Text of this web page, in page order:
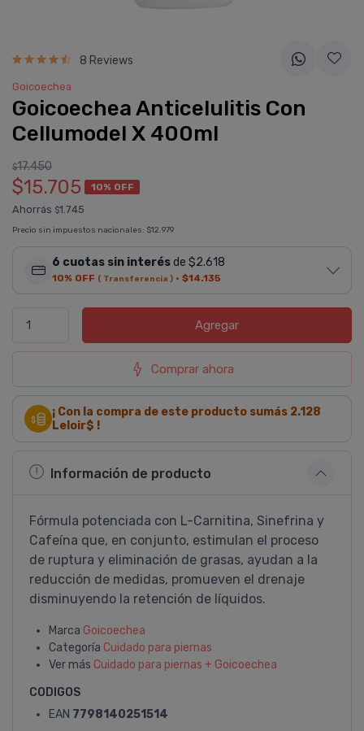
8 Reviews
Goicoechea
Goicoechea Anticelulitis Con
Cellumodel X 400ml
$17.450
$15.705 10% OFF
Ahorrás $1.745
Precio sin impuestos nacionales: $12.979
6 cuotas sin interésde $2.618
10% OFF ( Transferencia ) · $14.135
Agregar
Comprar ahora
¡ Con la compra de este producto sumás 2.128
Leloir$ !
Información de producto
Fórmula potenciada con L-Carnitina, Sinefrina y
Cafeí­na que, en conjunto, estimulan el proceso
de ruptura y eliminación de grasas, ayudan a la
reducción de medidas, promueven el drenaje
disminuyendo la retención de lí­quidos.
Marca Goicoechea
Categoría Cuidado para piernas
Ver más Cuidado para piernas + Goicoechea
CODIGOS
EAN 7798140251514